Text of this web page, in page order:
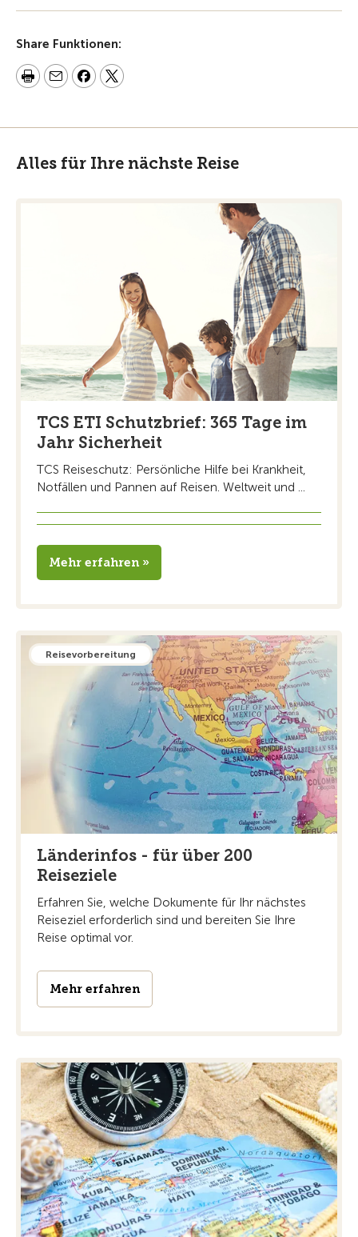
Share Funktionen:
Alles für Ihre nächste Reise
TCS ETI Schutzbrief: 365 Tage im
Jahr Sicherheit
TCS Reiseschutz: Persönliche Hilfe bei Krankheit,
Notfällen und Pannen auf Reisen. Weltweit und ...
Mehr erfahren »
Reisevorbereitung
Länderinfos - für über 200
Reiseziele
Erfahren Sie, welche Dokumente für Ihr nächstes
Reiseziel erforderlich sind und bereiten Sie Ihre
Reise optimal vor.
Mehr erfahren